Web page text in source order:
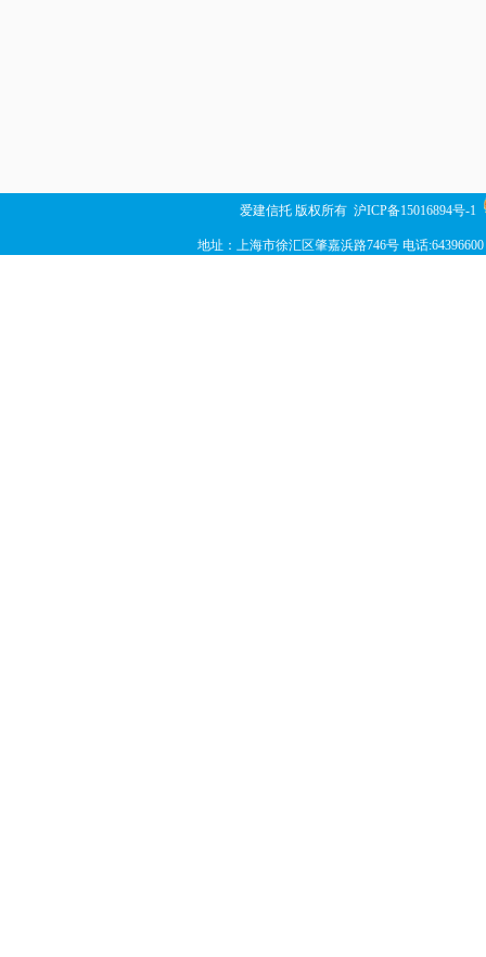
爱建信托 版权所有 沪ICP备15016894号-1
地址：上海市徐汇区肇嘉浜路746号 电话